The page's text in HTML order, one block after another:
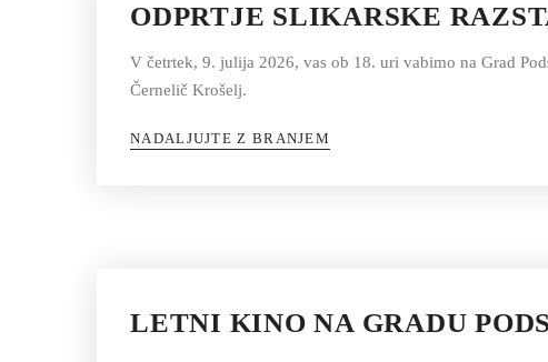
ODPRTJE SLIKARSKE
V četrtek, 9. julija 2026, vas ob 18. uri vabimo na Grad
Černelič Krošelj.
NADALJUJTE Z BRANJEM
LETNI KINO NA GRADU